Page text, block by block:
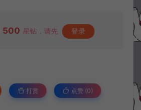
500 星钻，请先 登录
打赏 点赞 (0)